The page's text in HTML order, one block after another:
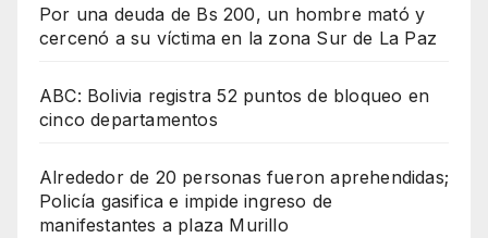
Por una deuda de Bs 200, un hombre mató y
cercenó a su víctima en la zona Sur de La Paz
ABC: Bolivia registra 52 puntos de bloqueo en
cinco departamentos
Alrededor de 20 personas fueron aprehendidas;
Policía gasifica e impide ingreso de
manifestantes a plaza Murillo